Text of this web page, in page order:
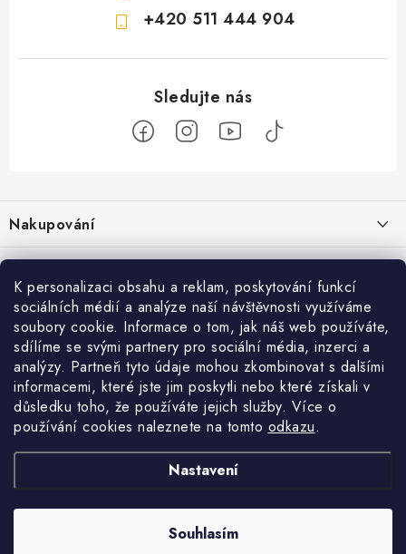
K personalizaci obsahu a reklam, poskytování funkcí
sociálních médií a analýze naší návštěvnosti využíváme
soubory cookie. Informace o tom, jak náš web používáte,
sdílíme se svými partnery pro sociální média, inzerci a
analýzy. Partneři tyto údaje mohou zkombinovat s dalšími
informacemi, které jste jim poskytli nebo které získali v
důsledku toho, že používáte jejich služby. Více o
používání cookies naleznete na tomto odkazu.
Nastavení
Souhlasím
+420 511 444 904
p
a
Nakupování
Jak nakupovat
Obchodní podmínky
Doprava a platba
Cookies
Ochrana osobních údajú
Jak funguje Zásilkovna?
Reklamace / vrácení zboží
Použití Dárkové poukázky
O nás
Kontakty
Příběh Profigaráže
Showroom Prešov
Služby
Velkoobchod Profigaráž.sk Zboží.cz Heureka.cz
Profigaraz.cz. Všechna práva vyhrazena.